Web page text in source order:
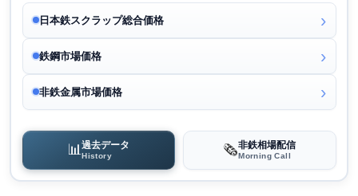
日本鉄スクラップ総合価格
鉄鋼市場価格
非鉄金属市場価格
📊過去データ
History 🗞️非鉄相場配信
Morning Call